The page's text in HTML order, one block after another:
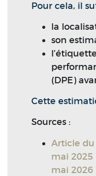
Pour cela, il
la
son
(DPE)
Cette
Sources :
Article du
mai 2025
mai 2026